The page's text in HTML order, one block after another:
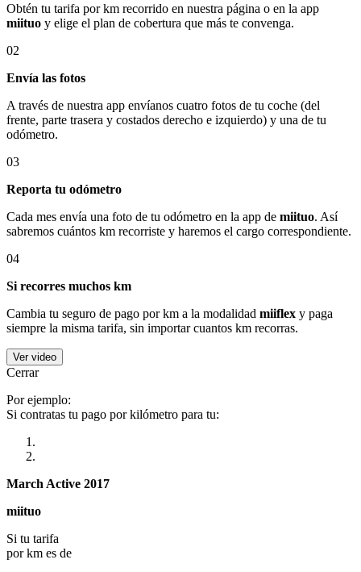
Obtén tu tarifa por km recorrido en nuestra página o en la app
miituo y elige el plan de cobertura que más te convenga.
02
Envía las fotos
A través de nuestra app envíanos cuatro fotos de tu coche (del
frente, parte trasera y costados derecho e izquierdo) y una de tu
odómetro.
03
Reporta tu odómetro
Cada mes envía una foto de tu odómetro en la app de miituo. Así
sabremos cuántos km recorriste y haremos el cargo correspondiente.
04
Si recorres muchos km
Cambia tu seguro de pago por km a la modalidad miiflex y paga
siempre la misma tarifa, sin importar cuantos km recorras.
Ver video
Cerrar
Por ejemplo:
Si contratas tu pago por kilómetro para tu:
March Active 2017
miituo
Si tu tarifa
por km es de